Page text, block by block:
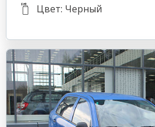
Цвет: Черный